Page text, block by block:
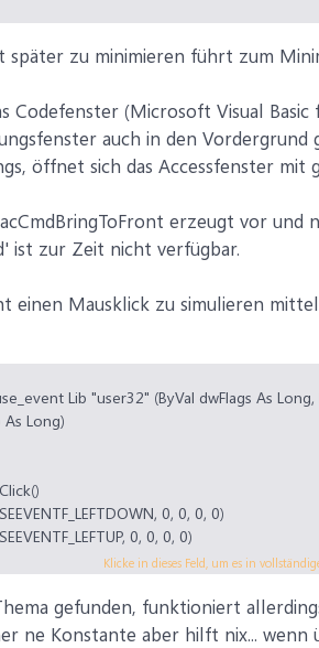
später zu minimieren führt zum
Codefenster (Microsoft Visual Basic
auch in den
öffnet sich das Accessfenster mit
erzeugt vor
ist zur Zeit nicht verfügbar.
einen Mausklick zu simulieren
Lib "user32" (ByVal dwFlags As
Long)
0, 0, 0, 0)
0, 0, 0, 0)
Klicke in dieses Feld, um es in
gefunden, funktioniert
ne Konstante aber hilft nix...